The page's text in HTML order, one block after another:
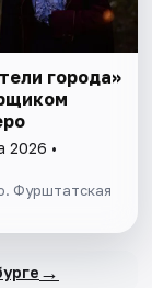
города»
2026 •
Фурштатская
→